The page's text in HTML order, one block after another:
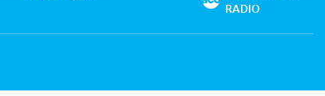
RADIO